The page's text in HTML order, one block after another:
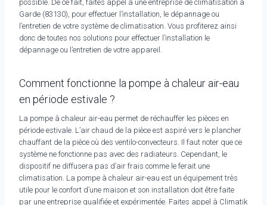
possible. De ce fait, faites appel à une entreprise de climatisation à
Garde (83130), pour effectuer l’installation, le dépannage ou
l’entretien de votre système de climatisation. Vous profiterez ainsi
donc de toutes nos solutions pour effectuer l’installation le
dépannage ou l’entretien de votre appareil.
Comment fonctionne la pompe à chaleur air-eau
en période estivale ?
La pompe à chaleur air-eau permet de réchauffer les pièces en
période estivale. L’air chaud de la pièce est aspiré vers le plancher
chauffant de la pièce où des ventilo-convecteurs. Il faut noter que ce
système ne fonctionne pas avec des radiateurs. Cependant, le
dispositif ne diffusera pas d’air frais comme le ferait une
climatisation. La pompe à chaleur air-eau est un équipement très
utile pour le confort d’une maison et son installation doit être faite
par une entreprise qualifiée et expérimentée. Faites appel à Climatik